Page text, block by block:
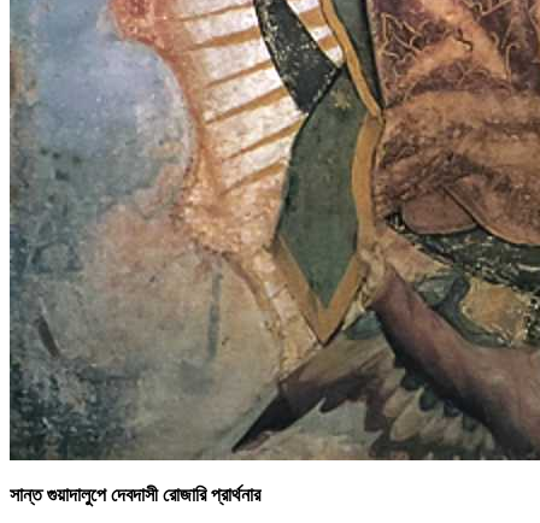
সান্ত গুয়াদালুপে দেবদাসী রোজারি প্রার্থনার